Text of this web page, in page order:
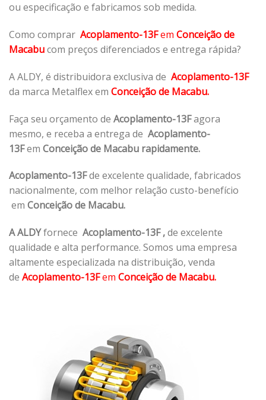
ou especificação e fabricamos sob medida.
Como comprar Acoplamento-13Fem Conceição de
Macabucom preços diferenciados e entrega rápida?
A ALDY, é distribuidora exclusiva de Acoplamento-13F
da marca Metalflex em Conceição de Macabu.
Faça seu orçamento de Acoplamento-13Fagora
mesmo, e receba a entrega de Acoplamento-
13Fem Conceição de Macabu rapidamente.
Acoplamento-13Fde excelente qualidade, fabricados
nacionalmente, com melhor relação custo-benefício
em Conceição de Macabu.
A ALDYfornece Acoplamento-13F ,de excelente
qualidade e alta performance. Somos uma empresa
altamente especializada na distribuição, venda
de Acoplamento-13Fem Conceição de Macabu.